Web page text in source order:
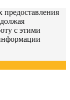
предоставления
с этими